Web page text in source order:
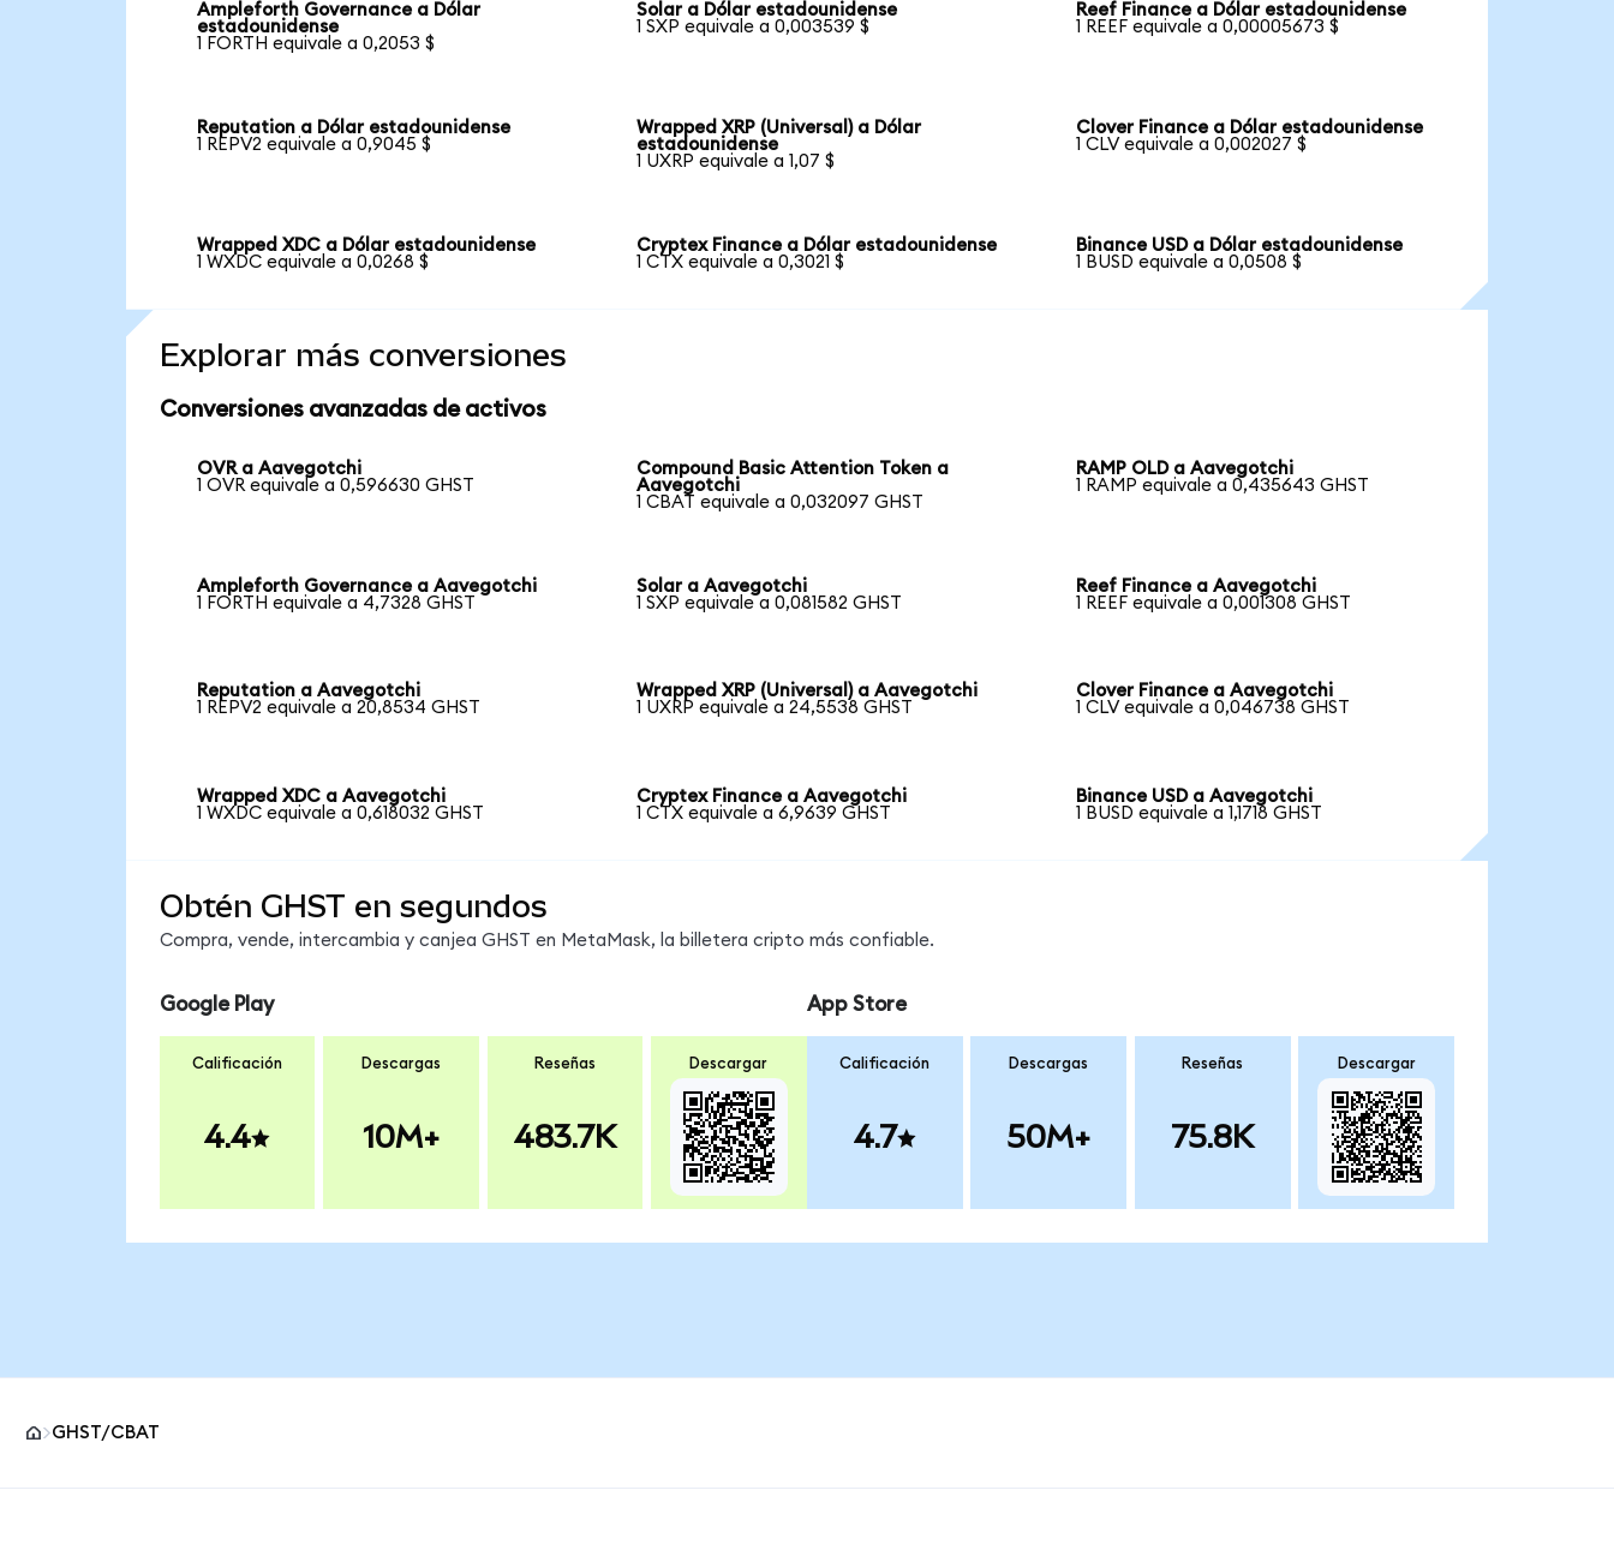
Ampleforth Governance a Dólar
estadounidense
1 FORTH equivale a 0,2053 $
Solar a Dólar estadounidense
1 SXP equivale a 0,003539 $
Reef Finance a Dólar estadounidense
1 REEF equivale a 0,00005673 $
Reputation a Dólar estadounidense
1 REPV2 equivale a 0,9045 $
Wrapped XRP (Universal) a Dólar
estadounidense
1 UXRP equivale a 1,07 $
Clover Finance a Dólar estadounidense
1 CLV equivale a 0,002027 $
Wrapped XDC a Dólar estadounidense
1 WXDC equivale a 0,0268 $
Cryptex Finance a Dólar estadounidense
1 CTX equivale a 0,3021 $
Binance USD a Dólar estadounidense
1 BUSD equivale a 0,0508 $
Explorar más conversiones
Conversiones avanzadas de activos
OVR a Aavegotchi
1 OVR equivale a 0,596630 GHST
Compound Basic Attention Token a
Aavegotchi
1 CBAT equivale a 0,032097 GHST
RAMP OLD a Aavegotchi
1 RAMP equivale a 0,435643 GHST
Ampleforth Governance a Aavegotchi
1 FORTH equivale a 4,7328 GHST
Solar a Aavegotchi
1 SXP equivale a 0,081582 GHST
Reef Finance a Aavegotchi
1 REEF equivale a 0,001308 GHST
Reputation a Aavegotchi
1 REPV2 equivale a 20,8534 GHST
Wrapped XRP (Universal) a Aavegotchi
1 UXRP equivale a 24,5538 GHST
Clover Finance a Aavegotchi
1 CLV equivale a 0,046738 GHST
Wrapped XDC a Aavegotchi
1 WXDC equivale a 0,618032 GHST
Cryptex Finance a Aavegotchi
1 CTX equivale a 6,9639 GHST
Binance USD a Aavegotchi
1 BUSD equivale a 1,1718 GHST
Obtén GHST en segundos
Compra, vende, intercambia y canjea GHST en MetaMask, la billetera cripto más confiable.
Google Play
Calificación
4.4
Descargas
10M+
Reseñas
483.7K
Descargar
App Store
Calificación
4.7
Descargas
50M+
Reseñas
75.8K
Descargar
GHST/CBAT